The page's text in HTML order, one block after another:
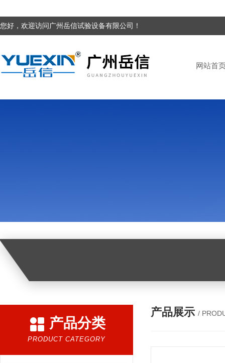
您好，欢迎访问广州岳信试验设备有限公司！
网站首
产品分类
PRODUCT CATEGORY
产品展示 /